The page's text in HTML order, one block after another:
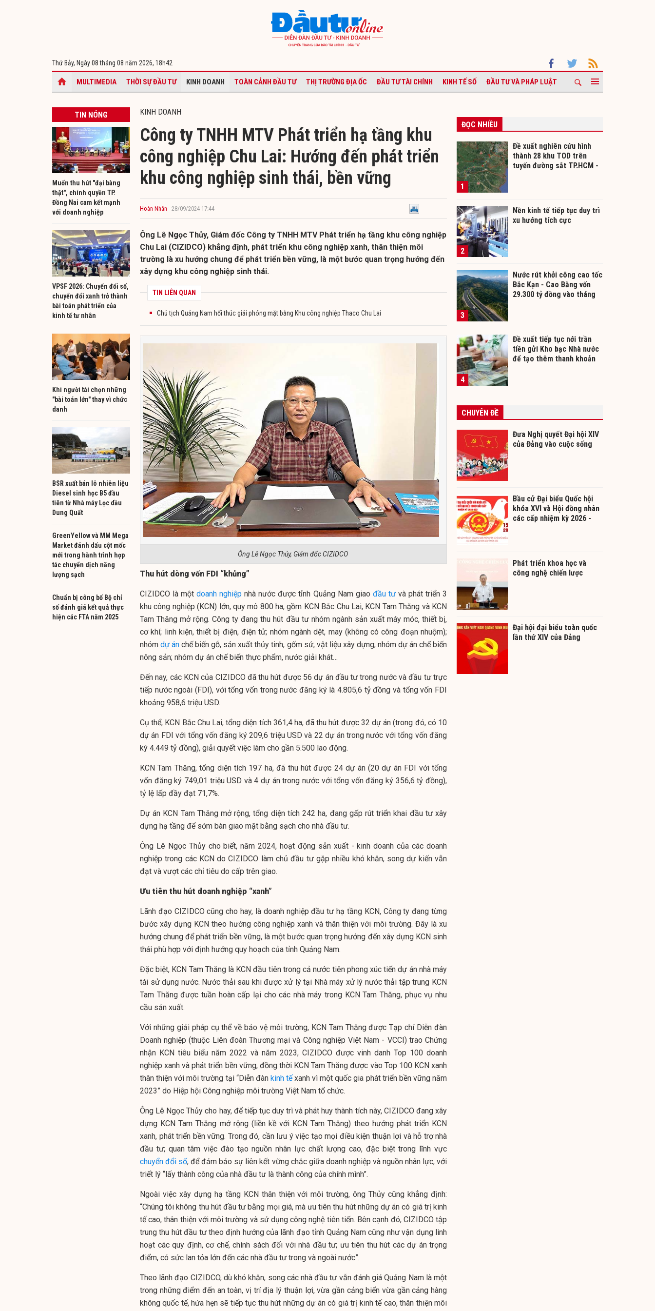
Thứ Bảy, Ngày 08 tháng 08 năm 2026, 18h42
MULTIMEDIA THỜI SỰ ĐẦU TƯ KINH DOANH TOÀN CẢNH ĐẦU TƯ THỊ TRƯỜNG ĐỊA ỐC ĐẦU TƯ TÀI CHÍNH KINH TẾ SỐ ĐẦU TƯ VÀ PHÁP LUẬT
TIN NÓNG
Muốn thu hút "đại bàng
thật", chính quyền TP.
Đồng Nai cam kết mạnh
với doanh nghiệp
VPSF 2026: Chuyển đổi số,
chuyển đổi xanh trở thành
bài toán phát triển của
kinh tế tư nhân
Khi người tài chọn những
"bài toán lớn" thay vì chức
danh
BSR xuất bán lô nhiên liệu
Diesel sinh học B5 đầu
tiên từ Nhà máy Lọc dầu
Dung Quất
GreenYellow và MM Mega
Market đánh dấu cột mốc
mới trong hành trình hợp
tác chuyển dịch năng
lượng sạch
Chuẩn bị công bố Bộ chỉ
số đánh giá kết quả thực
hiện các FTA năm 2025
KINH DOANH
Công ty TNHH MTV Phát triển hạ tầng khu
công nghiệp Chu Lai: Hướng đến phát triển
khu công nghiệp sinh thái, bền vững
Hoàn Nhân - 28/09/2024 17:44
Ông Lê Ngọc Thủy, Giám đốc Công ty TNHH MTV Phát triển hạ tầng khu công nghiệp
Chu Lai (CIZIDCO) khẳng định, phát triển khu công nghiệp xanh, thân thiện môi
trường là xu hướng chung để phát triển bền vững, là một bước quan trọng hướng đến
xây dựng khu công nghiệp sinh thái.
TIN LIÊN QUAN
Chủ tịch Quảng Nam hối thúc giải phóng mặt bằng Khu công nghiệp Thaco Chu Lai
Ông Lê Ngọc Thủy, Giám đốc CIZIDCO
Thu hút dòng vốn FDI “khủng”
CIZIDCO là mộtdoanh nghiệp nhà nước được tỉnh Quảng Nam giao đầu tưvà phát triển 3
khu công nghiệp (KCN) lớn, quy mô 800 ha, gồm KCN Bắc Chu Lai, KCN Tam Thăng và KCN
Tam Thăng mở rộng. Công ty đang thu hút đầu tư nhóm ngành sản xuất máy móc, thiết bị,
cơ khí; linh kiện, thiết bị điện, điện tử; nhóm ngành dệt, may (không có công đoạn nhuộm);
nhómdự án chế biến gỗ, sản xuất thủy tinh, gốm sứ, vật liệu xây dựng; nhóm dự án chế biến
nông sản; nhóm dự án chế biến thực phẩm, nước giải khát…
Đến nay, các KCN của CIZIDCO đã thu hút được 56 dự án đầu tư trong nước và đầu tư trực
tiếp nước ngoài (FDI), với tổng vốn trong nước đăng ký là 4.805,6 tỷ đồng và tổng vốn FDI
khoảng 958,6 triệu USD.
Cụ thể, KCN Bắc Chu Lai, tổng diện tích 361,4 ha, đã thu hút được 32 dự án (trong đó, có 10
dự án FDI với tổng vốn đăng ký 209,6 triệu USD và 22 dự án trong nước với tổng vốn đăng
ký 4.449 tỷ đồng), giải quyết việc làm cho gần 5.500 lao động.
KCN Tam Thăng, tổng diện tích 197 ha, đã thu hút được 24 dự án (20 dự án FDI với tổng
vốn đăng ký 749,01 triệu USD và 4 dự án trong nước với tổng vốn đăng ký 356,6 tỷ đồng),
tỷ lệ lấp đầy đạt 71,7%.
Dự án KCN Tam Thăng mở rộng, tổng diện tích 242 ha, đang gấp rút triển khai đầu tư xây
dựng hạ tầng để sớm bàn giao mặt bằng sạch cho nhà đầu tư.
Ông Lê Ngọc Thủy cho biết, năm 2024, hoạt động sản xuất - kinh doanh của các doanh
nghiệp trong các KCN do CIZIDCO làm chủ đầu tư gặp nhiều khó khăn, song dự kiến vẫn
đạt và vượt các chỉ tiêu do cấp trên giao.
Ưu tiên thu hút doanh nghiệp “xanh”
Lãnh đạo CIZIDCO cũng cho hay, là doanh nghiệp đầu tư hạ tầng KCN, Công ty đang từng
bước xây dựng KCN theo hướng công nghiệp xanh và thân thiện với môi trường. Đây là xu
hướng chung để phát triển bền vững, là một bước quan trọng hướng đến xây dựng KCN sinh
thái phù hợp với định hướng quy hoạch của tỉnh Quảng Nam.
Đặc biệt, KCN Tam Thăng là KCN đầu tiên trong cả nước tiên phong xúc tiến dự án nhà máy
tái sử dụng nước. Nước thải sau khi được xử lý tại Nhà máy xử lý nước thải tập trung KCN
Tam Thăng được tuần hoàn cấp lại cho các nhà máy trong KCN Tam Thăng, phục vụ nhu
cầu sản xuất.
Với những giải pháp cụ thể về bảo vệ môi trường, KCN Tam Thăng được Tạp chí Diễn đàn
Doanh nghiệp (thuộc Liên đoàn Thương mại và Công nghiệp Việt Nam - VCCI) trao Chứng
nhận KCN tiêu biểu năm 2022 và năm 2023, CIZIDCO được vinh danh Top 100 doanh
nghiệp xanh và phát triển bền vững, đồng thời KCN Tam Thăng được vào Top 100 KCN xanh
thân thiện với môi trường tại “Diễn đàn kinh tếxanh vì một quốc gia phát triển bền vững năm
2023” do Hiệp hội Công nghiệp môi trường Việt Nam tổ chức.
Ông Lê Ngọc Thủy cho hay, để tiếp tục duy trì và phát huy thành tích này, CIZIDCO đang xây
dựng KCN Tam Thăng mở rộng (liền kề với KCN Tam Thăng) theo hướng phát triển KCN
xanh, phát triển bền vững. Trong đó, cần lưu ý việc tạo mọi điều kiện thuận lợi và hỗ trợ nhà
đầu tư; quan tâm việc đào tạo nguồn nhân lực chất lượng cao, đặc biệt trong lĩnh vực
chuyển đổi số, để đảm bảo sự liên kết vững chắc giữa doanh nghiệp và nguồn nhân lực, với
triết lý “lấy thành công của nhà đầu tư là thành công của chính mình”.
Ngoài việc xây dựng hạ tầng KCN thân thiện với môi trường, ông Thủy cũng khẳng định:
“Chúng tôi không thu hút đầu tư bằng mọi giá, mà ưu tiên thu hút những dự án có giá trị kinh
tế cao, thân thiện với môi trường và sử dụng công nghệ tiên tiến. Bên cạnh đó, CIZIDCO tập
trung thu hút đầu tư theo định hướng của lãnh đạo tỉnh Quảng Nam cũng như vận dụng linh
hoạt các quy định, cơ chế, chính sách đối với nhà đầu tư; ưu tiên thu hút các dự án trọng
điểm, có sức lan tỏa lớn đến các nhà đầu tư trong và ngoài nước”.
Theo lãnh đạo CIZIDCO, dù khó khăn, song các nhà đầu tư vẫn đánh giá Quảng Nam là một
trong những điểm đến an toàn, vị trí địa lý thuận lợi, vừa gần cảng biển vừa gần cảng hàng
không quốc tế, hứa hẹn sẽ tiếp tục thu hút những dự án có giá trị kinh tế cao, thân thiện môi
ĐỌC NHIỀU
1
Đề xuất nghiên cứu hình
thành 28 khu TOD trên
tuyến đường sắt TP.HCM -
2
Nền kinh tế tiếp tục duy trì
xu hướng tích cực
3
Nước rút khởi công cao tốc
Bắc Kạn - Cao Bằng vốn
29.300 tỷ đồng vào tháng
4
Đề xuất tiếp tục nới trần
tiền gửi Kho bạc Nhà nước
để tạo thêm thanh khoản
CHUYÊN ĐỀ
Đưa Nghị quyết Đại hội XIV
của Đảng vào cuộc sống
Bầu cử Đại biểu Quốc hội
khóa XVI và Hội đồng nhân
các cấp nhiệm kỳ 2026 -
Phát triển khoa học và
công nghệ chiến lược
Đại hội đại biểu toàn quốc
lần thứ XIV của Đảng